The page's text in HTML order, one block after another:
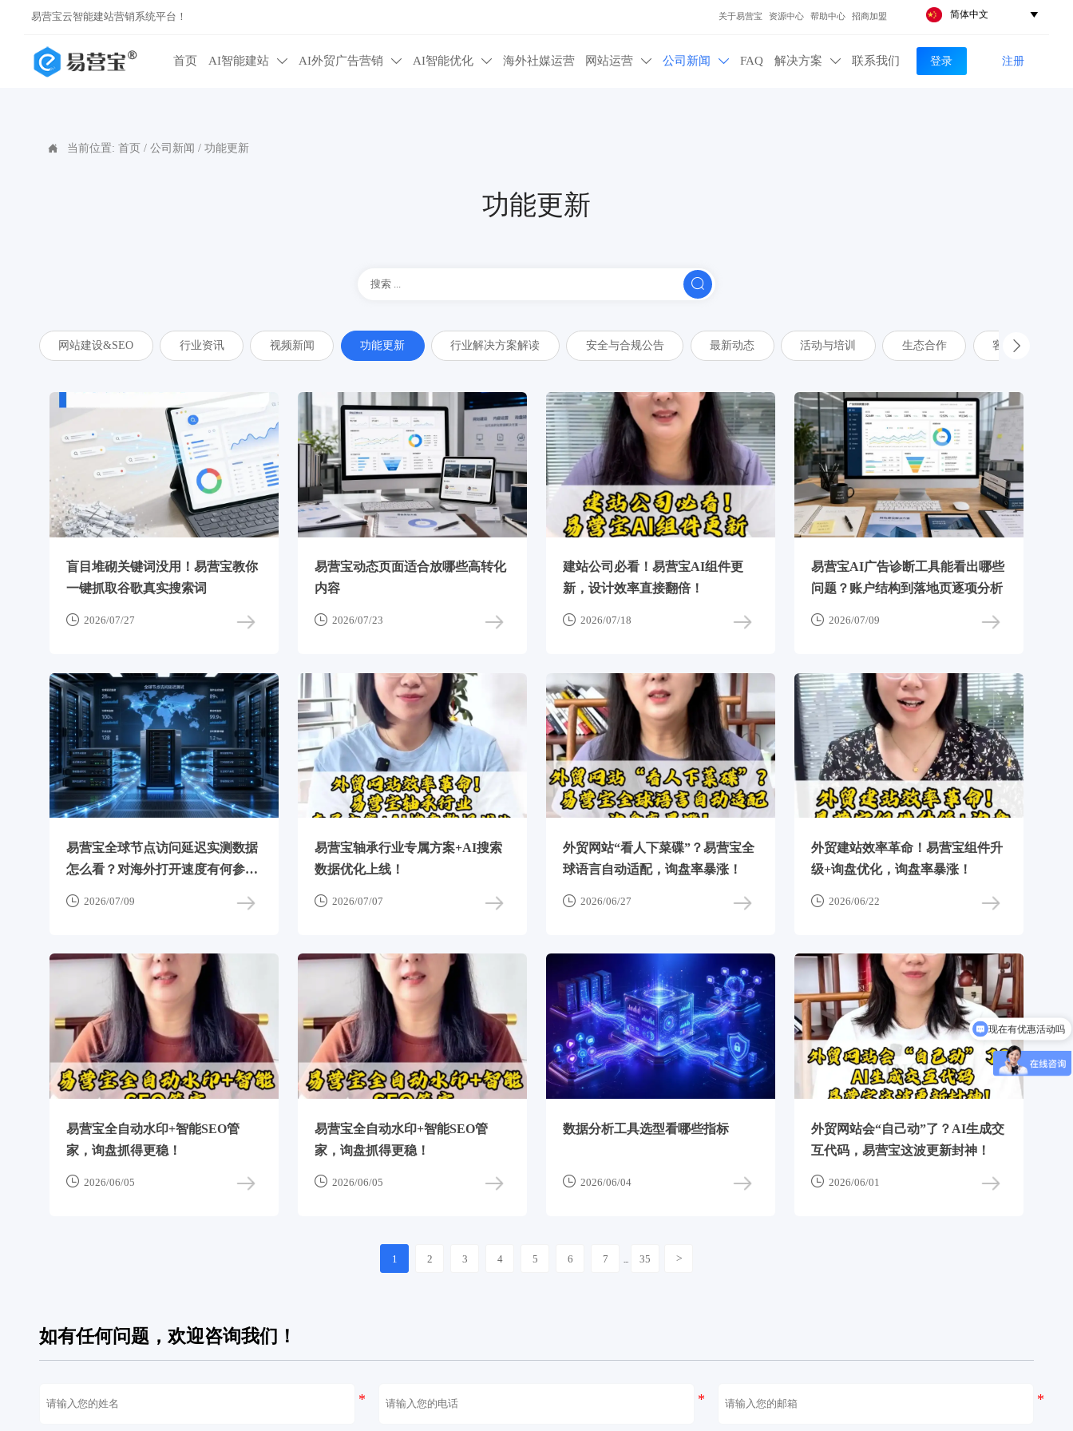
易营宝云智能建站营销系统平台！ 关于易营宝 资源中心 帮助中心 招商加盟 简体中文 
首页 AI智能建站  AI外贸广告营销  AI智能优化  海外社媒运营 网站运营  公司新闻  FAQ 解决方案  联系我们 登录 注册
 当前位置: 首页/ 公司新闻 / 功能更新
功能更新

网站建设&SEO 行业资讯 视频新闻 功能更新 行业解决方案解读 安全与合规公告 最新动态 活动与培训 生态合作 客户案例

盲目堆砌关键词没用！易营宝教你
一键抓取谷歌真实搜索词
 2026/07/27
易营宝动态页面适合放哪些高转化
内容
 2026/07/23
建站公司必看！易营宝AI组件更
新，设计效率直接翻倍！
 2026/07/18
易营宝AI广告诊断工具能看出哪些
问题？账户结构到落地页逐项分析
 2026/07/09
易营宝全球节点访问延迟实测数据
怎么看？对海外打开速度有何参考
 2026/07/09
易营宝轴承行业专属方案+AI搜索
数据优化上线！
 2026/07/07
外贸网站“看人下菜碟”？易营宝全
球语言自动适配，询盘率暴涨！
 2026/06/27
外贸建站效率革命！易营宝组件升
级+询盘优化，询盘率暴涨！
 2026/06/22
易营宝全自动水印+智能SEO管
家，询盘抓得更稳！
 2026/06/05
易营宝全自动水印+智能SEO管
家，询盘抓得更稳！
 2026/06/05
数据分析工具选型看哪些指标
 2026/06/04
外贸网站会“自己动”了？AI生成交
互代码，易营宝这波更新封神！
 2026/06/01
1 2 3 4 5 6 7 ... 35 >
如有任何问题，欢迎咨询我们！
可以介绍下你们的产品么
现在有优惠活动吗